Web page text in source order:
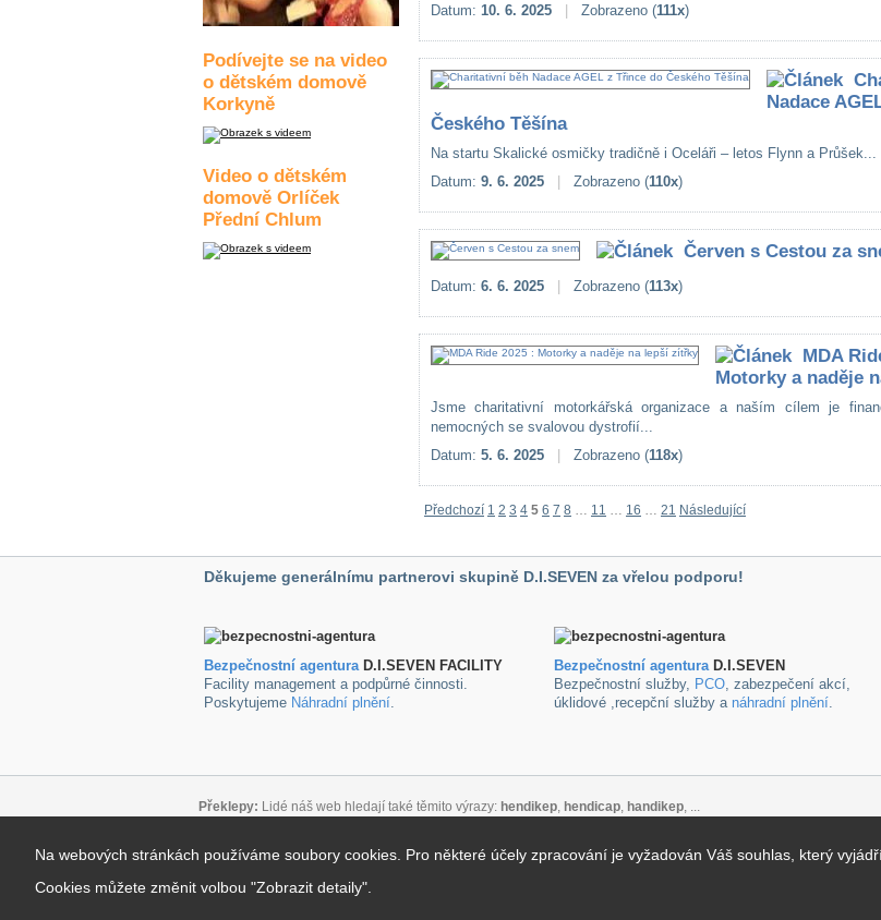
Podívejte se na video
o dětském domově
Korkyně
Video o dětském
domově Orlíček
Přední Chlum
Datum: 10. 6. 2025 Zobrazeno (111x)
Nadace
Českého Těšína
Na startu Skalické osmičky tradičně i Oceláři – letos Flynn a Průšek...
Datum: 9. 6. 2025 Zobrazeno (110x)
Červen s Cestou za
Datum: 6. 6. 2025 Zobrazeno (113x)
MDA
Motorky a naděje
Jsme charitativní motorkářská organizace a naším cílem je
nemocných se svalovou dystrofií...
Datum: 5. 6. 2025 Zobrazeno (118x)
Předchozí 1 2 3 4 5 6 7 8 … 11 … 16 … 21 Následující
Děkujeme generálnímu partnerovi skupině D.I.SEVEN za vřelou podporu!
Bezpečnostní agenturaD.I.SEVEN FACILITY
Facility management a podpůrné činnosti.
Poskytujeme Náhradní plnění.
Bezpečnostní agenturaD.I.SEVEN
Bezpečnostní služby, PCO, zabezpečení akcí,
úklidové ,recepční služby a náhradní plnění.
Překlepy: Lidé náš web hledají také těmito výrazy: hendikep, hendicap, handikep, ...
Podmínky pro užívání blogu|Mapa stránek|Kontakt
Copyright 2026 | Internetový marketing
Na webových stránkách používáme soubory cookies. Pro některé účely zpracování je vyžadován Váš souhlas, který
Cookies můžete změnit volbou "Zobrazit detaily".